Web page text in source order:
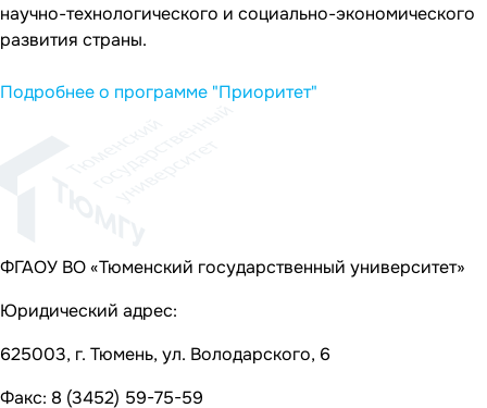
научно-технологического и социально-экономического
развития страны.
Подробнее о программе "Приоритет"
ФГАОУ ВО «Тюменский государственный университет»
Юридический адрес:
625003, г. Тюмень, ул. Володарского, 6
Факс: 8 (3452) 59-75-59